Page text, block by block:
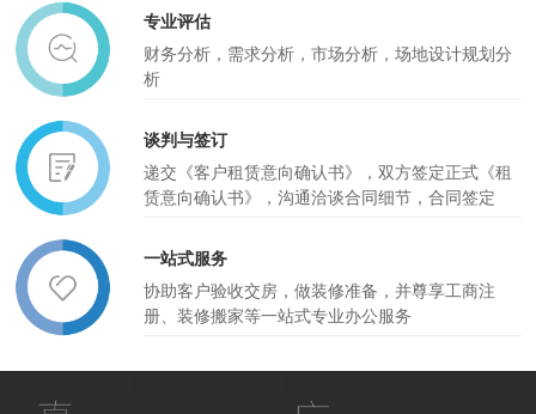
专业评估
财务分析，需求分析，市场分析，场地设计规划分
析
谈判与签订
递交《客户租赁意向确认书》，双方签定正式《租
赁意向确认书》，沟通洽谈合同细节，合同签定
一站式服务
协助客户验收交房，做装修准备，并尊享工商注
册、装修搬家等一站式专业办公服务